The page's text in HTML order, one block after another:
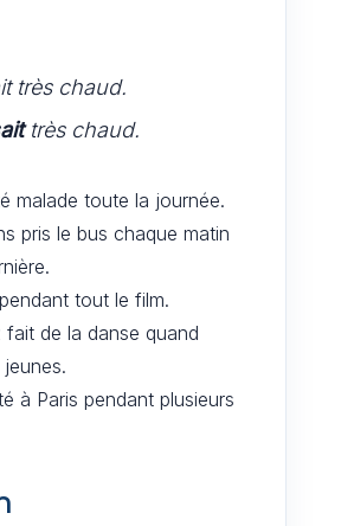
très chaud.
très chaud.
malade toute la journée.
pris le bus chaque matin
tout le film.
fait de la danse quand
à Paris pendant plusieurs